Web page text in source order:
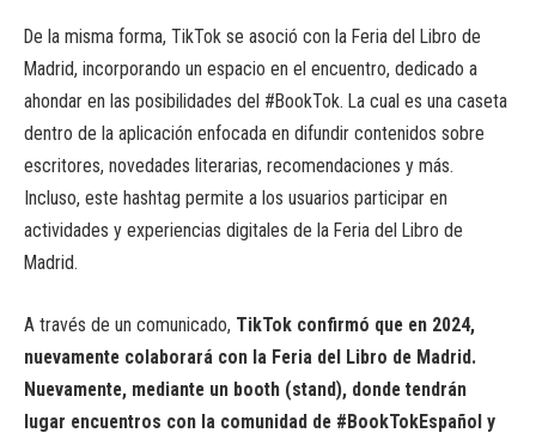
De la misma forma, TikTok se asoció con la Feria del Libro de
Madrid, incorporando un espacio en el encuentro, dedicado a
ahondar en las posibilidades del #BookTok. La cual es una caseta
dentro de la aplicación enfocada en difundir contenidos sobre
escritores, novedades literarias, recomendaciones y más.
Incluso, este hashtag permite a los usuarios participar en
actividades y experiencias digitales de la Feria del Libro de
Madrid.
A través de un comunicado, TikTok confirmó que en 2024,
nuevamente colaborará con la Feria del Libro de Madrid.
Nuevamente, mediante un booth (stand), donde tendrán
lugar encuentros con la comunidad de #BookTokEspañol y